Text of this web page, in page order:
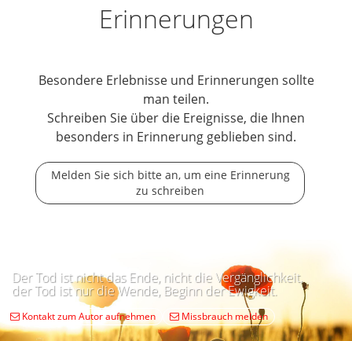
Erinnerungen
Besondere Erlebnisse und Erinnerungen sollte
man teilen.
Schreiben Sie über die Ereignisse, die Ihnen
besonders in Erinnerung geblieben sind.
Melden Sie sich bitte an, um eine Erinnerung
zu schreiben
Der Tod ist nicht das Ende, nicht die Vergänglichkeit,
der Tod ist nur die Wende, Beginn der Ewigkeit.
Kontakt zum Autor aufnehmen Missbrauch melden